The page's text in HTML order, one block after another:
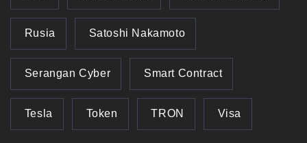
Rusia Satoshi Nakamoto
Serangan Cyber Smart Contract
Tesla Token TRON Visa